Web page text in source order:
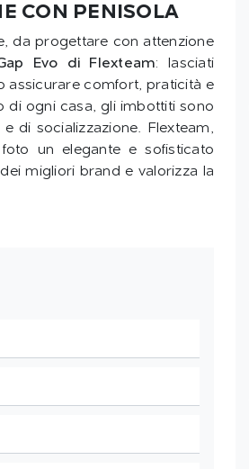
CON PENISOLA
da progettare con attenzione
Evo di Flexteam: lasciati
assicurare comfort, praticità e
di ogni casa, gli imbottiti sono
di socializzazione. Flexteam,
un elegante e sofisticato
migliori brand e valorizza la